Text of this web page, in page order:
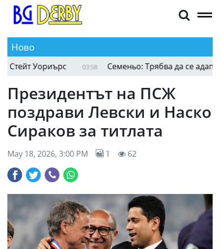
Ново
Уориърс Семеньо: Трябва да се
Президентът на ПСЖ
поздрави Левски и Наско
Сираков за титлата
May 18, 2026, 3:00 PM 1 62